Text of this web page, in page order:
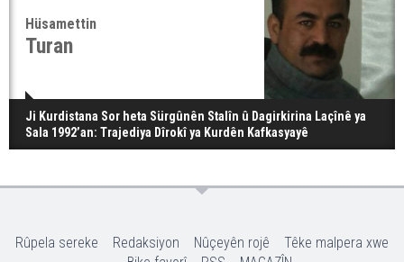
Hüsamettin
Turan
Ji Kurdistana Sor heta Sürgûnên Stalîn û Dagirkirina Laçînê ya
Sala 1992’an: Trajediya Dîrokî ya Kurdên Kafkasyayê
Rûpela sereke Redaksiyon Nûçeyên rojê
Têke malpera xwe